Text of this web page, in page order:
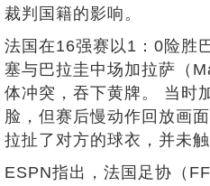
裁判国籍的影响。
法国在16强赛以1：0险胜
塞与巴拉圭中场加拉萨（
体冲突，吞下黄牌。 当时
脸，但赛后慢动作回放画
拉扯了对方的球衣，并未触
ESPN指出，法国足协（